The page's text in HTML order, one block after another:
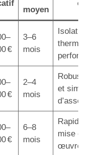
moyen
clé
€
3–6
mois
Isolation
€
2–4
mois
et
€
6–8
mois
mise en
œuvre